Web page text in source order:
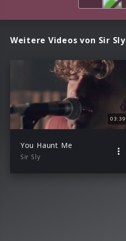
Weitere Videos von Sir Sly
03:39
You Haunt Me
Sir Sly